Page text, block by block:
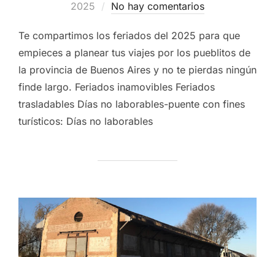
el
2025
No hay comentarios
Te compartimos los feriados del 2025 para que
empieces a planear tus viajes por los pueblitos de
la provincia de Buenos Aires y no te pierdas ningún
finde largo. Feriados inamovibles Feriados
trasladables Días no laborables-puente con fines
turísticos: Días no laborables